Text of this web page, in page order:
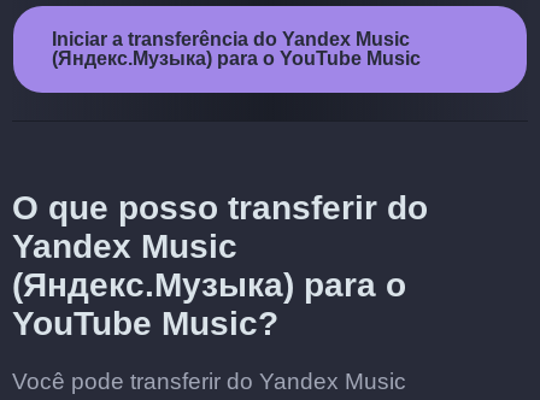
Iniciar a transferência do Yandex Music
(Яндекс.Музыка) para o YouTube Music
O que posso transferir do
Yandex Music
(Яндекс.Музыка) para o
YouTube Music?
Você pode transferir do Yandex Music